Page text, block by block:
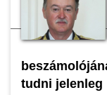
tudni jelenleg